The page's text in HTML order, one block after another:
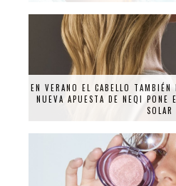
EN VERANO EL CABELLO TAMBIÉN
NUEVA APUESTA DE NEQI PONE
SOLAR